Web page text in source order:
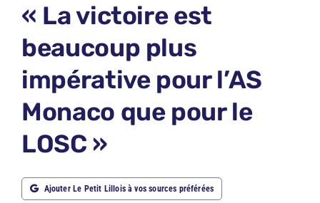
« La victoire est
beaucoup plus
impérative pour l’AS
Monaco que pour le
LOSC »
Ajouter Le Petit Lillois à vos sources préférées